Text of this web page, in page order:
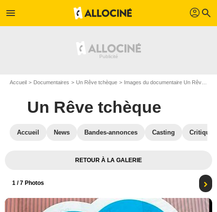
menu profil search
Accueil Documentaires Un Rêve tchèque Images du documentaire Un Rêve tchèque
Un Rêve tchèque
Accueil News Bandes-annonces Casting
RETOUR À LA GALERIE
1 / 7 Photos